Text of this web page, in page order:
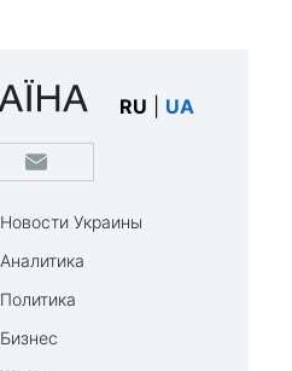
RU UA
Новости Украины
Аналитика
Политика
Бизнес